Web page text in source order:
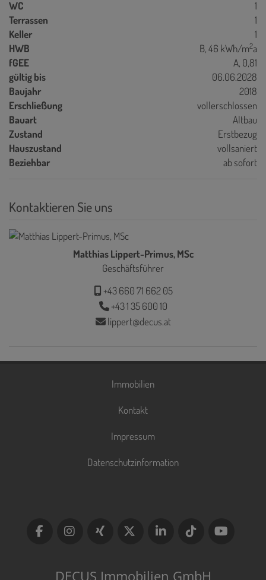
WC
1
Terrassen
1
Keller
1
HWB
B, 46 kWh/m2a
fGEE
A, 0,81
gültig bis
06.06.2028
Baujahr
2018
Erschließung
vollerschlossen
Bauart
Altbau
Zustand
Erstbezug
Hauszustand
vollsaniert
Beziehbar
ab sofort
Kontaktieren Sie uns
Matthias Lippert-Primus, MSc
Geschäftsführer
+43 660 71 662 05
+43 1 35 600 10
lippert@decus.at
Immobilien
Kontakt
Impressum
Datenschutzinformation
DECUS Immobilien GmbH